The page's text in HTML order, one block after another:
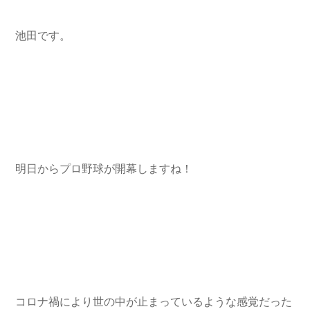
池田です。
明日からプロ野球が開幕しますね！
コロナ禍により世の中が止まっているような感覚だった